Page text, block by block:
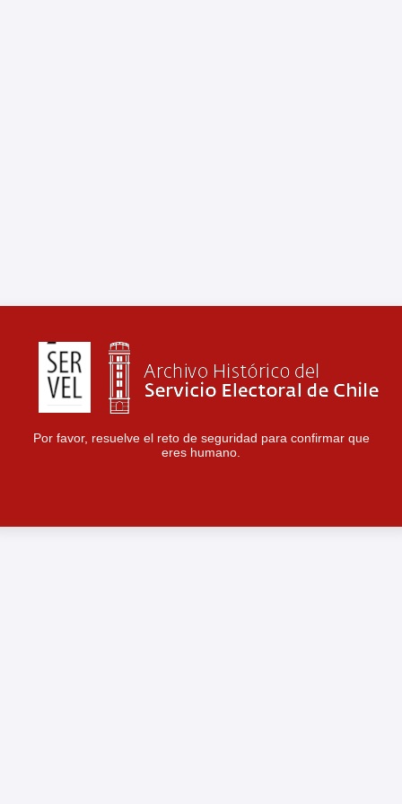
Por favor, resuelve el reto de seguridad para confirmar que
eres humano.